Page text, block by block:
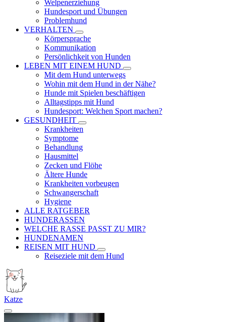
Welpenerziehung
Hundesport und Übungen
Problemhund
VERHALTEN
Körpersprache
Kommunikation
Persönlichkeit von Hunden
LEBEN MIT EINEM HUND
Mit dem Hund unterwegs
Wohin mit dem Hund in der Nähe?
Hunde mit Spielen beschäftigen
Alltagstipps mit Hund
Hundesport: Welchen Sport machen?
GESUNDHEIT
Krankheiten
Symptome
Behandlung
Hausmittel
Zecken und Flöhe
Ältere Hunde
Krankheiten vorbeugen
Schwangerschaft
Hygiene
ALLE RATGEBER
HUNDERASSEN
WELCHE RASSE PASST ZU MIR?
HUNDENAMEN
REISEN MIT HUND
Reiseziele mit dem Hund
Katze